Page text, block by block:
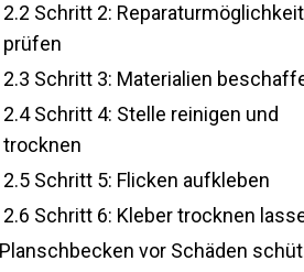
2.2 Schritt 2:
prüfen
2.3 Schritt 3: Materialien
2.4Schritt 4: Stelle reinigen und
trocknen
2.5 Schritt 5: Flicken aufkleben
2.6 Schritt 6: Kleber trocknen
Planschbecken vor Schäden